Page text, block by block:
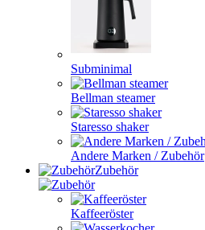
Subminimal
Bellman steamer
Staresso shaker
Andere Marken / Zubehör
Zubehör
Kaffeeröster